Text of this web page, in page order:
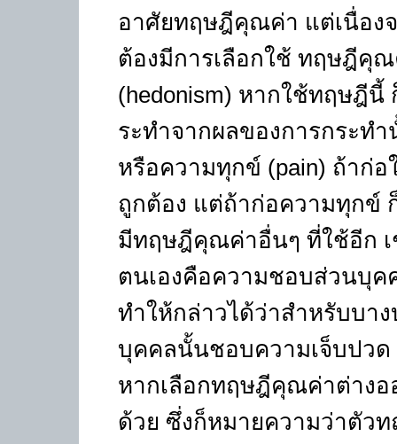
อาศัยทฤษฎีคุณค่า แต่เนื่อง
ต้องมีการเลือกใช้ ทฤษฎีคุ
(hedonism) หากใช้ทฤษฎี
ระทำจากผลของการกระท
หรือความทุกข์ (pain) ถ้าก่อ
ถูกต้อง แต่ถ้าก่อความทุกข์
มีทฤษฎีคุณค่าอื่นๆ ที่ใช้อีก
ตนเองคือความชอบส่วนบุ
ทำให้กล่าวได้ว่าสำหรับบา
บุคคลนั้นชอบความเจ็บปวด
หากเลือกทฤษฎีคุณค่าต่างอ
ด้วย ซึ่งก็หมายความว่าตัว